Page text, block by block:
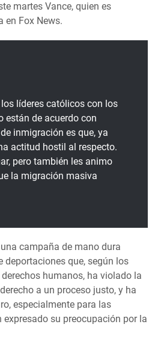
martes Vance, quien es
en Fox News.
líderes católicos con los
están de acuerdo con
inmigración es que, ya
actitud hostil al respecto.
pero también les animo
la migración masiva
campaña de mano dura
que, según los
humanos, ha violado la
a un proceso justo, y ha
especialmente para las
su preocupación por la